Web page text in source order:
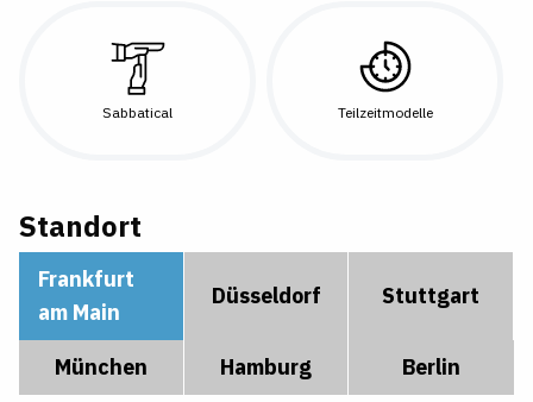
Sabbatical Teilzeitmodelle
Standort
Frankfurt
am Main
Düsseldorf Stuttgart
München Hamburg Berlin